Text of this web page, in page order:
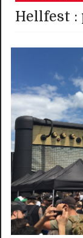
Hellfest :